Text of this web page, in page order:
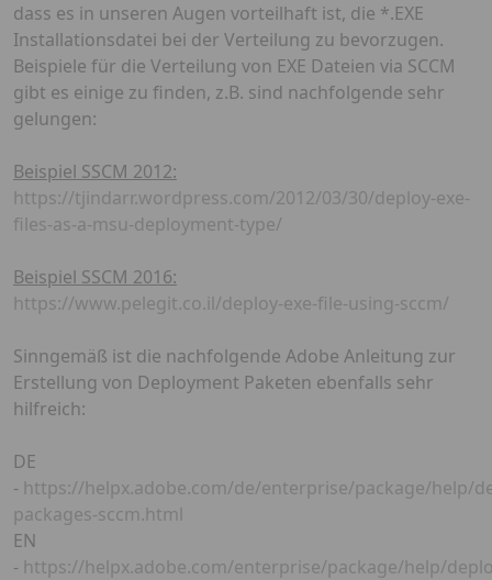
dass es in unseren Augen vorteilhaft ist, die *.EXE
Installationsdatei bei der Verteilung zu bevorzugen.
Beispiele für die Verteilung von EXE Dateien via SCCM
gibt es einige zu finden, z.B. sind nachfolgende sehr
gelungen:
Beispiel SSCM 2012:
https://tjindarr.wordpress.com/2012/03/30/deploy-exe-
files-as-a-msu-deployment-type/
Beispiel SSCM 2016:
https://www.pelegit.co.il/deploy-exe-file-using-sccm/
Sinngemäß ist die nachfolgende Adobe Anleitung zur
Erstellung von Deployment Paketen ebenfalls sehr
hilfreich:
DE
- https://helpx.adobe.com/de/enterprise/package/help/
packages-sccm.html
EN
- https://helpx.adobe.com/enterprise/package/help/